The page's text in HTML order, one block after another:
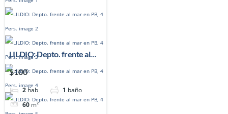
LILDIO: Depto. frente al
mar en PB, 4 Pers.
$100
2hab 1 baño
60 m²